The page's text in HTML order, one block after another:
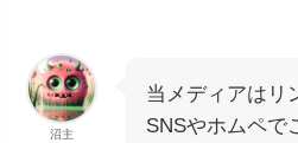
沼主
当メディアはリ
SNSやホムペで